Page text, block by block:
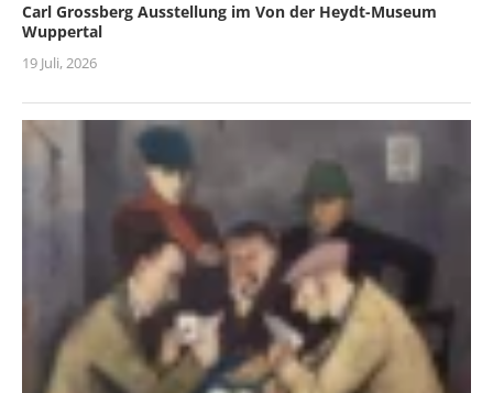
Carl Grossberg Ausstellung im Von der Heydt-Museum
Wuppertal
19 Juli, 2026